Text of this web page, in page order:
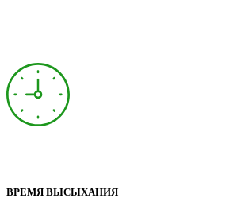
ВРЕМЯ ВЫСЫХАНИЯ